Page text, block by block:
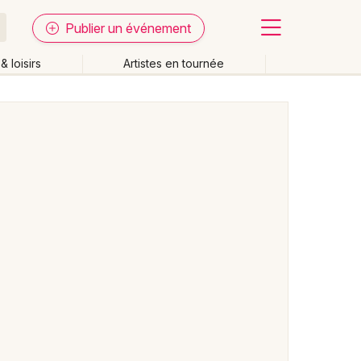
Publier un événement
loisirs Artistes en tournée